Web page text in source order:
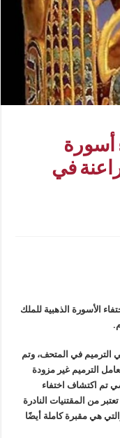
أسورة
في
الأسورة الذهبية للملك
الترميم في المتحف، وتم
الترميم غير مزودة
تم اكتشاف اختفاء
من المقتنيات النادرة
هي مقبرة كاملة أيضًا